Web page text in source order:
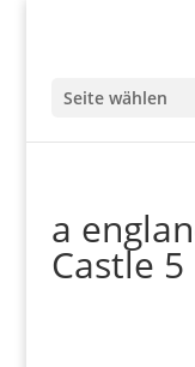
Seite wählen
a
Castle 5